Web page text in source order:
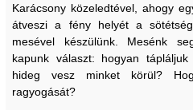
Karácsony közeledtével, ahogy
átveszi a fény helyét a
mesével készülünk. Mesénk
kapunk választ: hogyan
hideg vesz minket körül?
ragyogását?